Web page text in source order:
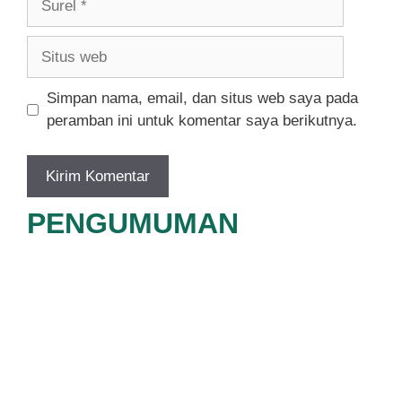
Simpan nama, email, dan situs web saya pada
peramban ini untuk komentar saya berikutnya.
PENGUMUMAN